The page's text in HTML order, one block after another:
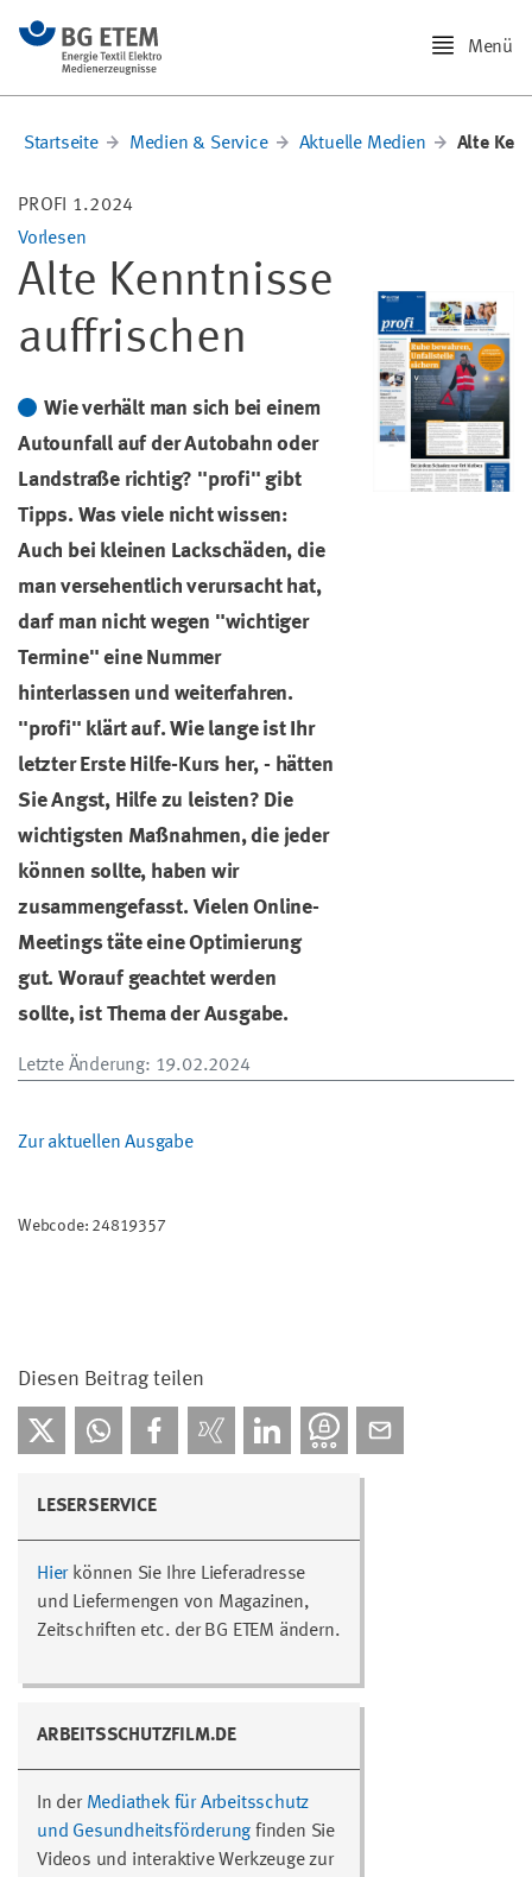
Menü
Startseite Medien & Service Aktuelle Medien Alte
PROFI 1.2024
Vorlesen
Alte Kenntnisse
auffrischen
Wie verhält man sich bei einem
Autounfall auf der Autobahn oder
Landstraße richtig? "profi" gibt
Tipps. Was viele nicht wissen:
Auch bei kleinen Lackschäden, die
man versehentlich verursacht hat,
darf man nicht wegen "wichtiger
Termine" eine Nummer
hinterlassen und weiterfahren.
"profi" klärt auf. Wie lange ist Ihr
letzter Erste Hilfe-Kurs her, - hätten
Sie Angst, Hilfe zu leisten? Die
wichtigsten Maßnahmen, die jeder
können sollte, haben wir
zusammengefasst. Vielen Online-
Meetings täte eine Optimierung
gut. Worauf geachtet werden
sollte, ist Thema der Ausgabe.
Letzte Änderung: 19.02.2024
Zur aktuellen Ausgabe
Webcode: 24819357
Diesen Beitrag teilen
LESERSERVICE
Hier können Sie Ihre Lieferadresse
und Liefermengen von Magazinen,
Zeitschriften etc. der BG ETEM ändern.
ARBEITSSCHUTZFILM.DE
In der Mediathek für Arbeitsschutz
und Gesundheitsförderung finden Sie
Videos und interaktive Werkzeuge zur